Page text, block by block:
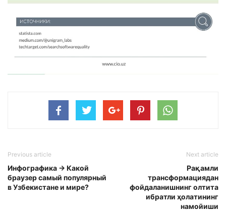
Previous article
Инфографика → Какой
браузер самый популярный
в Узбекистане и мире?
Next article
Рақамли
трансформациядан
фойдаланишнинг олтита
ибратли ҳолатининг
намойиши